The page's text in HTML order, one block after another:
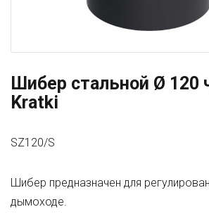
Шибер стальной Ø 120
Kratki
SZ120/S
Шибер предназначен для
дымоходе.